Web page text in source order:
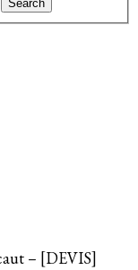
– [DEVIS]